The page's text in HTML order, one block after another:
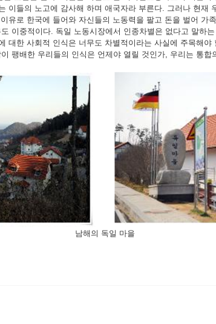
이들의 노고에 감사해 하며 애국자라 부른다. 그러나 현재
유로 한국에 들어와 자신들의 노동력을 팔고 돈을 벌어 가
이중적이다. 독일 노동시장에서 인종차별은 없다고 말하
대한 사회적 인식은 너무도 차별적이라는 사실에 주목해야
팽배한 우리들의 인식은 언제야 열릴 것인가, 우리는 통합
남해의 독일 마을